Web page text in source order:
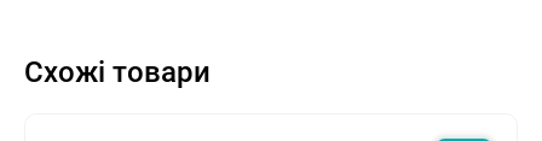
Схожі товари